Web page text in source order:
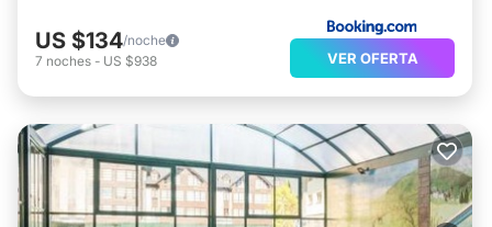
US $134/noche
7 noches - US $938 VER OFERTA